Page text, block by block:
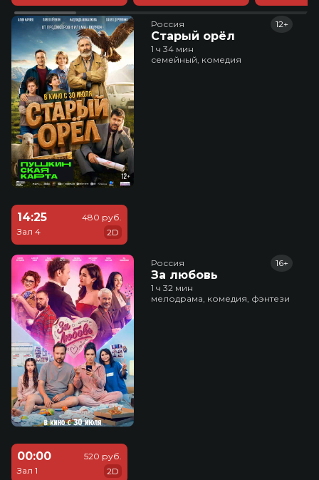
Россия
Старый орёл
12+
1 ч 34 мин
семейный, комедия
14:25
Зал 4
480 руб.
2D
Россия
За любовь
16+
1 ч 32 мин
мелодрама, комедия, фэнтези
00:00
Зал 1
520 руб.
2D